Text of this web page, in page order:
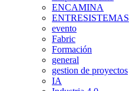
ENCAMINA
ENTRESISTEMAS
evento
Fabric
Formación
general
gestion de proyectos
IA